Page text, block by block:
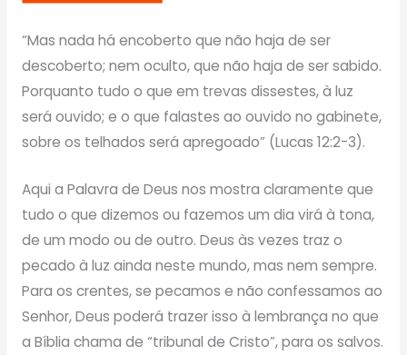
“Mas nada há encoberto que não haja de ser
descoberto; nem oculto, que não haja de ser sabido.
Porquanto tudo o que em trevas dissestes, à luz
será ouvido; e o que falastes ao ouvido no gabinete,
sobre os telhados será apregoado” (Lucas 12:2-3).
Aqui a Palavra de Deus nos mostra claramente que
tudo o que dizemos ou fazemos um dia virá à tona,
de um modo ou de outro. Deus às vezes traz o
pecado à luz ainda neste mundo, mas nem sempre.
Para os crentes, se pecamos e não confessamos ao
Senhor, Deus poderá trazer isso à lembrança no que
a Bíblia chama de “tribunal de Cristo”, para os salvos.